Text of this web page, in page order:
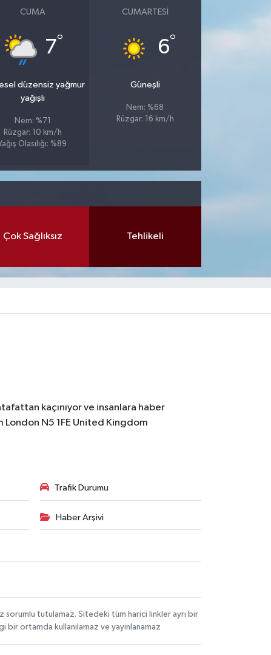
CUMA
7°
düzensiz yağmur
yağışlı
Nem: %71
Rüzgar: 10 km/h
Olasılığı: %89
CUMARTESI
6°
Güneşli
Nem: %68
Rüzgar: 16 km/h
Çok Sağlıksız Tehlikeli
kaçınıyor ve insanlara haber
London N5 1FE United Kingdom
Trafik Durumu
Haber Arşivi
sorumlu tutulamaz. Sitedeki tüm harici linkler ayrı bir
bir ortamda kullanılamaz ve yayınlanamaz